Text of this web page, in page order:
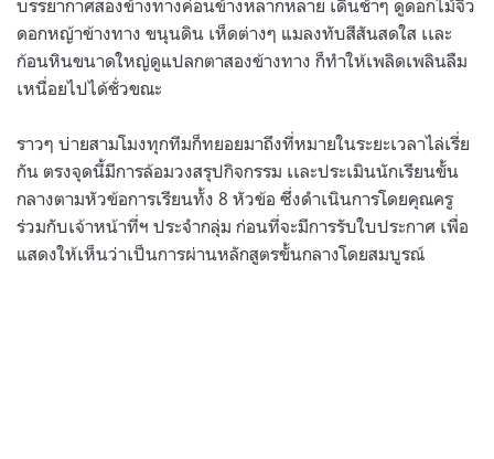
บรรยากาศสองข้างทางค่อนข้างหลากหลาย เดินช้าๆ ดูดอกไม้จิ๋ว
ดอกหญ้าข้างทาง ขนุนดิน เห็ดต่างๆ แมลงทับสีสันสดใส เเละ
ก้อนหินขนาดใหญ่ดูแปลกตาสองข้างทาง ก็ทำให้เพลิดเพลินลืม
เหนื่อยไปได้ชั่วขณะ
ราวๆ บ่ายสามโมงทุกทีมก็ทยอยมาถึงที่หมายในระยะเวลาไล่เรี่ย
กัน ตรงจุดนี้มีการล้อมวงสรุปกิจกรรม เเละประเมินนักเรียนขั้น
กลางตามหัวข้อการเรียนทั้ง 8 หัวข้อ ซึ่งดำเนินการโดยคุณครู
ร่วมกับเจ้าหน้าที่ฯ ประจำกลุ่ม ก่อนที่จะมีการรับใบประกาศ เพื่อ
แสดงให้เห็นว่าเป็นการผ่านหลักสูตรขั้นกลางโดยสมบูรณ์